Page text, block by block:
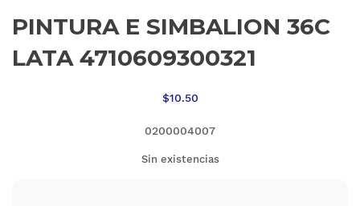
PINTURA E SIMBALION 36C
LATA 4710609300321
$10.50
0200004007
Sin existencias